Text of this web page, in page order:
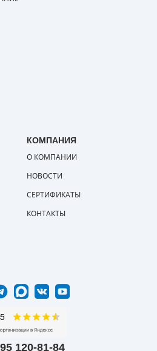
120-81-84
КОМПАНИЯ
О КОМПАНИИ
НОВОСТИ
СЕРТИФИКАТЫ
КОНТАКТЫ